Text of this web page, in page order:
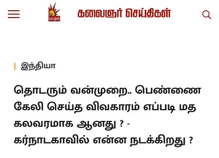
இந்தியா
தொடரும் வன்முறை.. பெண்ணை
கேலி செய்த விவகாரம் எப்படி மத
கலவரமாக ஆனது ? -
கர்நாடகாவில் என்ன நடக்கிறது ?